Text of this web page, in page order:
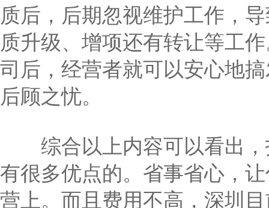
质后，后期忽视维护工作，
质升级、增项还有转让等工
司后，经营者就可以安心地
后顾之忧。
综合以上内容可以看出，
有很多优点的。省事省心，
营上。而且费用不高，深圳